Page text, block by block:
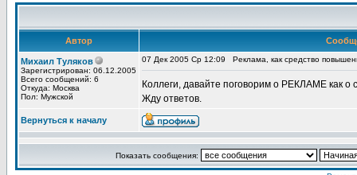
Автор
Михаил Туляков
Зарегистрирован: 06.12.2005
Всего сообщений: 6
Откуда: Москва
Пол: Мужской
07 Дек 2005 Ср 12:09 Реклама, как средство
Коллеги, давайте поговорим о РЕКЛАМЕ как о
Жду ответов.
Вернуться к началу
Показать сообщения: